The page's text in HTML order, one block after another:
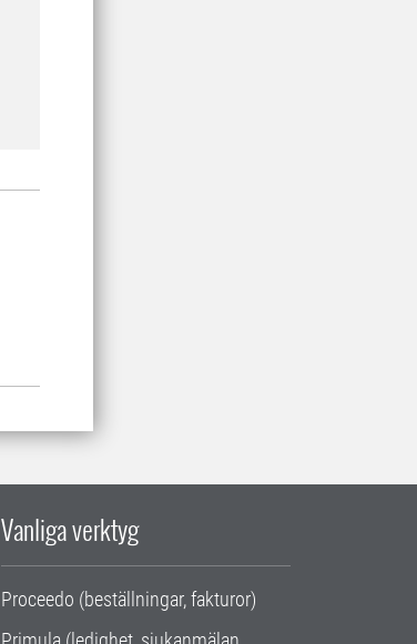
Vanliga verktyg
Proceedo (beställningar, fakturor)